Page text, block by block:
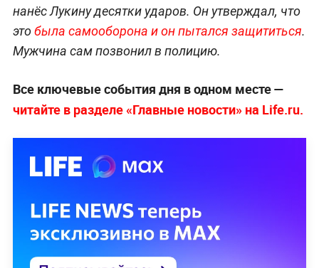
нанёс Лукину десятки ударов. Он утверждал, что
этобыла самооборона и он пытался защититься.
Мужчина сам позвонил в полицию.
Все ключевые события дня в одном месте —
читайте в разделе «Главные новости» на Life.ru.